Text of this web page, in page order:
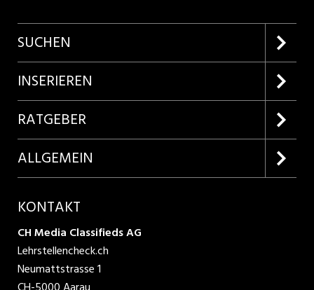
SUCHEN
Firmenprofile entdecken
Lehrstellen suchen
INSERIEREN
Kundenlogin
Inserieren
Produkte
RATGEBER
Lehrberufe entdecken
ALLGEMEIN
AGB
Datenschutzbestimmungen
KONTAKT
CH Media Classifieds AG
Lehrstellencheck.ch
Neumattstrasse 1